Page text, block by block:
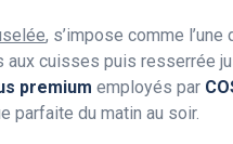
, s’impose comme
aux cuisses puis resserrée
premium employés par
parfaite du matin au soir.